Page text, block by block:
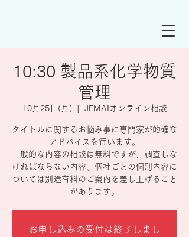
10:30 製品系化学物質
管理
10月25日(月) JEMAIオンライン相談
タイトルに関するお悩み事に専門家が的確な
アドバイスを行います。
一般的な内容の相談は無料ですが、調査しな
ければならない内容、個社ごとの個別内容に
ついては別途有料のご案内を差し上げること
があります。
お申し込みの受付は終了しまし